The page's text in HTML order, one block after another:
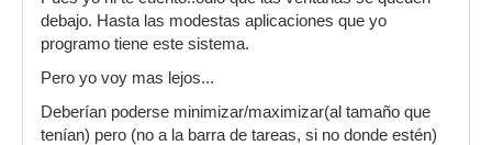
debajo. Hasta las modestas aplicaciones que yo
programo tiene este sistema.
Pero yo voy mas lejos...
Deberían poderse minimizar/maximizar(al tamaño que
tenían) pero (no a la barra de tareas, si no donde estén)